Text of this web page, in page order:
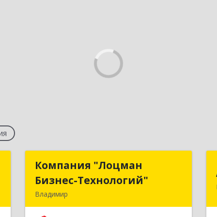
Компания "Лоцман
Бизнес-Технологий"
Владимир
Компания "Лоцман
Бизнес-Технологий"